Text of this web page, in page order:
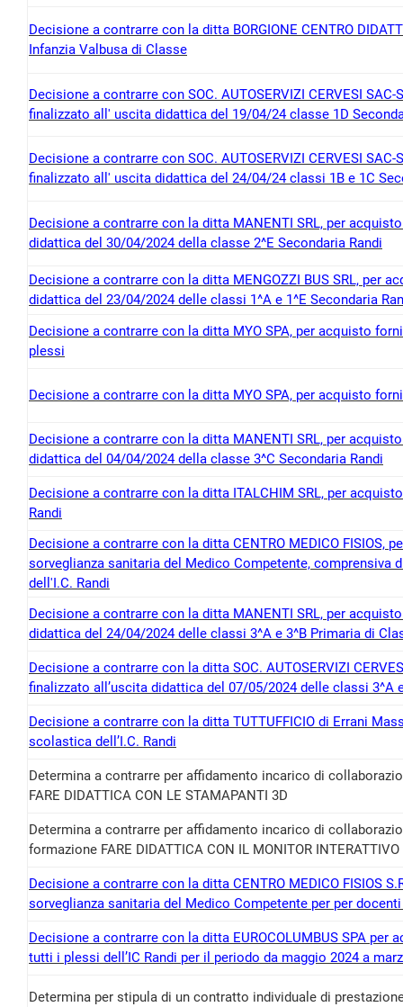
Decisione a contrarre con la ditta BORGIONE CENTRO
Infanzia Valbusa di Classe
Decisione a contrarre con SOC. AUTOSERVIZI CERVESI
finalizzato all' uscita didattica del 19/04/24 classe 1D
Decisione a contrarre con SOC. AUTOSERVIZI CERVESI
finalizzato all' uscita didattica del 24/04/24 classi 1B e 1C
Decisione a contrarre con la ditta MANENTI SRL, per
didattica del 30/04/2024 della classe 2^E Secondaria Randi
Decisione a contrarre con la ditta MENGOZZI BUS SRL, per
didattica del 23/04/2024 delle classi 1^A e 1^E Secondaria
Decisione a contrarre con la ditta MYO SPA, per acquisto
plessi
Decisione a contrarre con la ditta MYO SPA, per acquisto
Decisione a contrarre con la ditta MANENTI SRL, per
didattica del 04/04/2024 della classe 3^C Secondaria Randi
Decisione a contrarre con la ditta ITALCHIM SRL, per
Randi
Decisione a contrarre con la ditta CENTRO MEDICO FISIOS,
sorveglianza sanitaria del Medico Competente, comprensiva
dell'I.C. Randi
Decisione a contrarre con la ditta MANENTI SRL, per
didattica del 24/04/2024 delle classi 3^A e 3^B Primaria di
Decisione a contrarre con la ditta SOC. AUTOSERVIZI
finalizzato all’uscita didattica del 07/05/2024 delle classi 3^A
Decisione a contrarre con la ditta TUTTUFFICIO di Errani
scolastica dell’I.C. Randi
Determina a contrarre per affidamento incarico di
FARE DIDATTICA CON LE STAMAPANTI 3D
Determina a contrarre per affidamento incarico di
formazione FARE DIDATTICA CON IL MONITOR
Decisione a contrarre con la ditta CENTRO MEDICO FISIOS
sorveglianza sanitaria del Medico Competente per per
Decisione a contrarre con la ditta EUROCOLUMBUS SPA
tutti i plessi dell’IC Randi per il periodo da maggio 2024 a
Determina per stipula di un contratto individuale di